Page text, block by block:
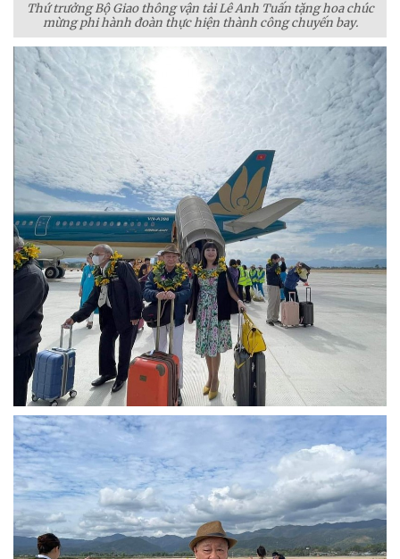
Thứ trưởng Bộ Giao thông vận tải Lê Anh Tuấn tặng hoa chúc
mừng phi hành đoàn thực hiện thành công chuyến bay.